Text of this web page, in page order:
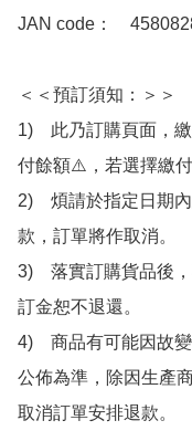
JAN code：　
＜＜預訂須知：＞＞
1)　此乃訂購頁面，
付餘額⚠️，若選擇繳付
2)　煩請於指定日期
款，訂單將作取消。
3)　落實訂購貨品後
訂金恕不退還。
4)　商品有可能因故
公佈為準，除因生產
取消訂單安排退款。